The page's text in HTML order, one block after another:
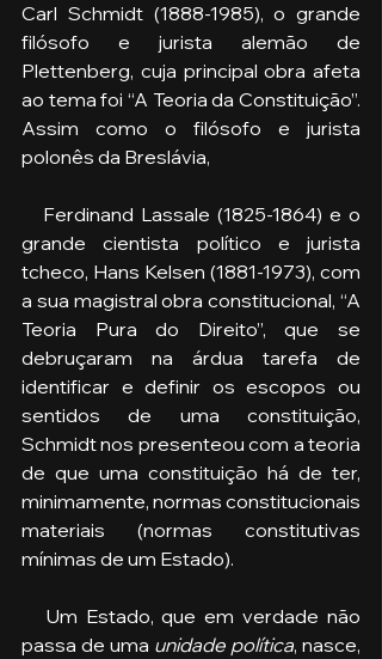
Carl Schmidt (1888-1985), o grande
filósofo e jurista alemão de
Plettenberg, cuja principal obra afeta
ao tema foi “A Teoria da Constituição”.
Assim como o filósofo e jurista
polonês da Breslávia,
grande cientista político e jurista
tcheco, Hans Kelsen (1881-1973), com
a sua magistral obra constitucional, “A
Teoria Pura do Direito”, que se
debruçaram na árdua tarefa de
identificar e definir os escopos ou
sentidos de uma constituição,
Schmidt nos presenteou com a teoria
de que uma constituição há de ter,
minimamente, normas constitucionais
materiais (normas constitutivas
mínimas de um Estado).
passa de uma unidade política, nasce,